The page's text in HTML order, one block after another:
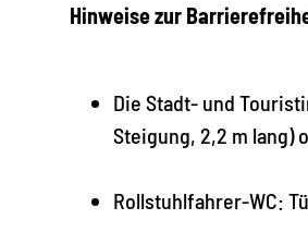
Hinweise zur
Die Stadt- und
Steigung, 2,2 m lang)
Rollstuhlfahrer-WC: